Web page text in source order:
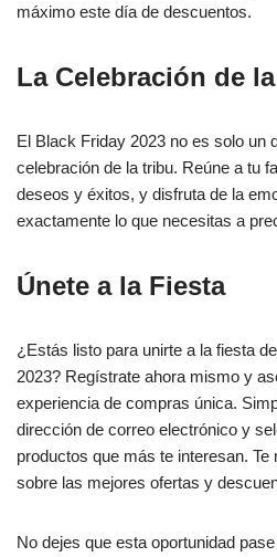
máximo este día de descuentos.
La Celebración de
El Black Friday 2023 no es solo un
celebración de la tribu. Reúne a tu
deseos y éxitos, y disfruta de la
exactamente lo que necesitas a
Únete a la Fiesta
¿Estás listo para unirte a la fiesta
2023? Regístrate ahora mismo y
experiencia de compras única.
dirección de correo electrónico y
productos que más te interesan.
sobre las mejores ofertas y
No dejes que esta oportunidad